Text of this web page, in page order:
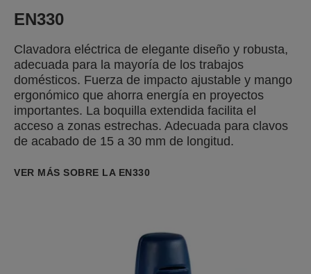
EN330
Clavadora eléctrica de elegante diseño y robusta,
adecuada para la mayoría de los trabajos
domésticos. Fuerza de impacto ajustable y mango
ergonómico que ahorra energía en proyectos
importantes. La boquilla extendida facilita el
acceso a zonas estrechas. Adecuada para clavos
de acabado de 15 a 30 mm de longitud.
VER MÁS SOBRE LA EN330